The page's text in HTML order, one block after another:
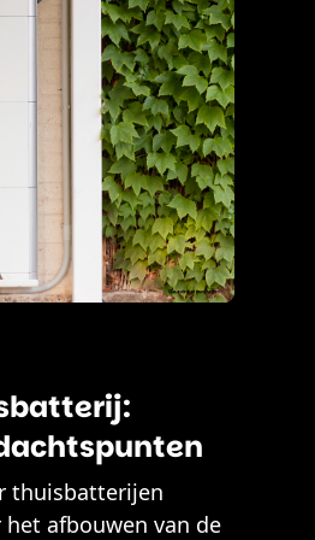
thuisbatterijen
afbouwen van de